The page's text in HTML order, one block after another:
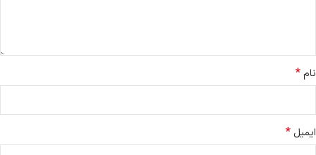
نام*
ایمیل *